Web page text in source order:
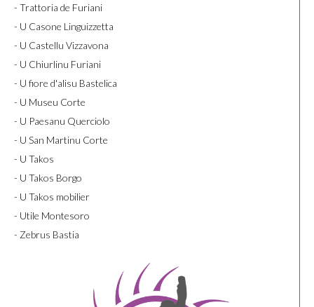
- Trattoria de Furiani
- U Casone Linguizzetta
- U Castellu Vizzavona
- U Chiurlinu Furiani
- U fiore d'alisu Bastelica
- U Museu Corte
- U Paesanu Querciolo
- U San Martinu Corte
- U Takos
- U Takos Borgo
- U Takos mobilier
- Utile Montesoro
- Zebrus Bastia